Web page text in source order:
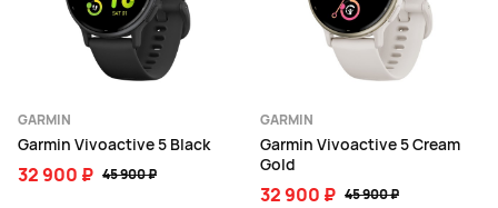
GARMIN
Garmin Vivoactive 5 Black
32 900 ₽ 45 900 ₽
GARMIN
Garmin Vivoactive 5 Cream
Gold
32 900 ₽ 45 900 ₽